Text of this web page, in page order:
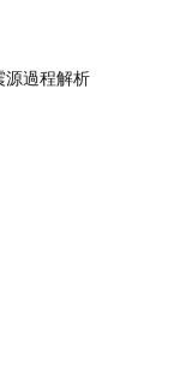
源過程解析